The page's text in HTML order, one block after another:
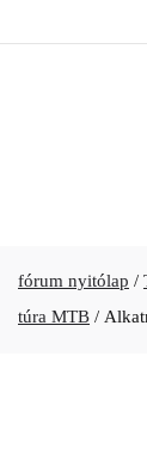
fórum nyitólap /
túra MTB /